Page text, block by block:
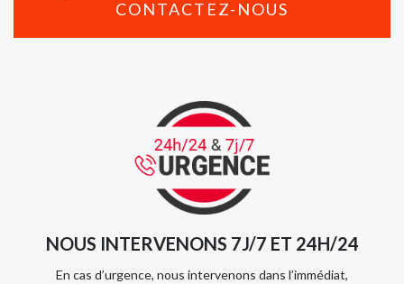
CONTACTEZ-NOUS
NOUS INTERVENONS 7J/7 ET 24H/24
En cas d’urgence, nous intervenons dans l’immédiat,